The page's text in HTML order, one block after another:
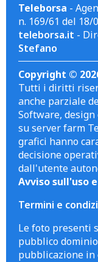
Teleborsa -
n. 169/61 del 18/
teleborsa.it -
Stefano
Copyright ©
Tutti i diritti
anche parziale
Software,
su server farm
grafici hanno
decisione
dall'utente
Avviso sull'uso
Termini e
Le foto presenti
pubblico
pubblicazione in